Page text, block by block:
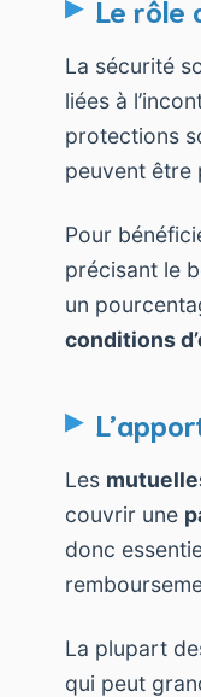
Le rôle
La sécurité
liées à
protections
peuvent être
Pour
précisant le
un
conditions
Les
couvrir une
donc
La plupart
qui peut